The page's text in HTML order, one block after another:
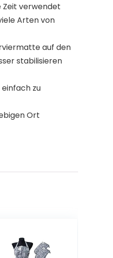
Zeit verwendet
Arten von
auf den
stabilisieren
zu
Ort